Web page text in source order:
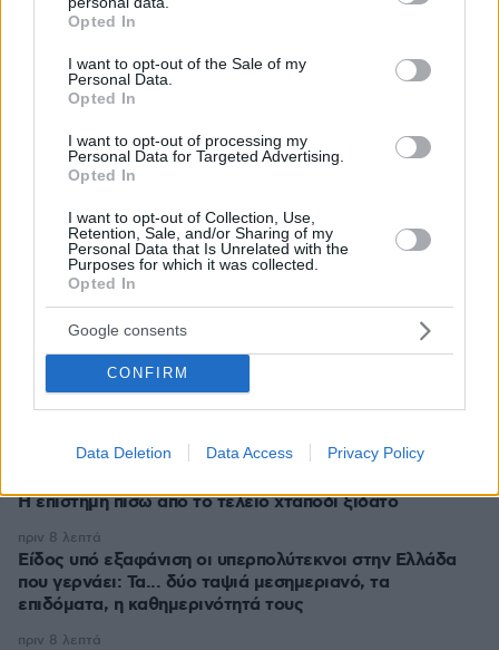
grant or deny consent to Google and its third-party tags to
use your data for below specified purposes in below Google
consent section.
Opted In
I want to opt-out of the Sale of my
Personal Data.
Opted In
I want to opt-out of processing my
Personal Data for Targeted Advertising.
Opted In
I want to opt-out of Collection, Use,
Retention, Sale, and/or Sharing of my
Personal Data that Is Unrelated with the
Purposes for which it was collected.
Opted In
Google consents
CONFIRM
Data Deletion Data Access Privacy Policy
Λαβωμένος ο Κασσελάκης, ηττημένος ο Τσίπρας μετά το
συνέδριο - Διχασμένος ο ΣΥΡΙΖΑ προς τις ευρωεκλογές
26.02.2024, 08:59
ΡΟΗ ΕΙΔΗΣΕΩΝ
Ειδήσεις Δημοφιλή Σχολιασμένα
βορειοανατολική Ινδία
Η επιστήμη πίσω από το τέλειο χταπόδι ξιδάτο
Είδος υπό εξαφάνιση οι υπερπολύτεκνοι στην Ελλάδα
που γερνάει: Τα... δύο ταψιά μεσημεριανό, τα
επιδόματα, η καθημερινότητά τους
πριν 8 λεπτά
πριν 8 λεπτά